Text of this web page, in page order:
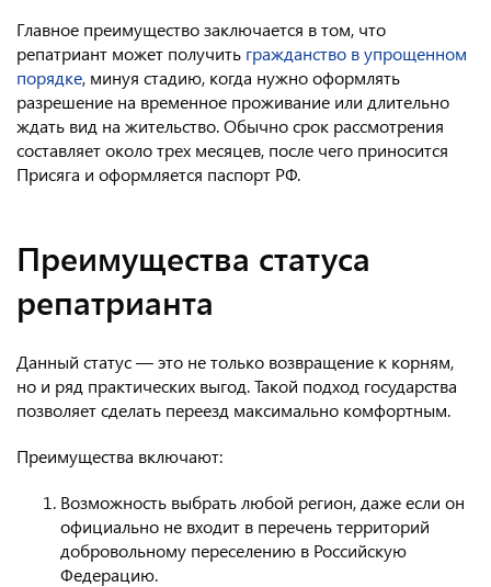
Главное преимущество заключается в том, что
репатриант может получить гражданство в упрощенном
порядке, минуя стадию, когда нужно оформлять
разрешение на временное проживание или длительно
ждать вид на жительство. Обычно срок рассмотрения
составляет около трех месяцев, после чего приносится
Присяга и оформляется паспорт РФ.
Преимущества статуса
репатрианта
Данный статус — это не только возвращение к корням,
но и ряд практических выгод. Такой подход государства
позволяет сделать переезд максимально комфортным.
Преимущества включают:
Возможность выбрать любой регион, даже если он
официально не входит в перечень территорий
добровольному переселению в Российскую
Федерацию.